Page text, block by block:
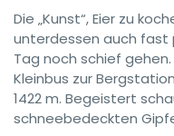
Die „Kunst“, Eier zu
unterdessen auch fast
Tag noch schief
Kleinbus zur
1422 m. Begeistert
schneebedeckten